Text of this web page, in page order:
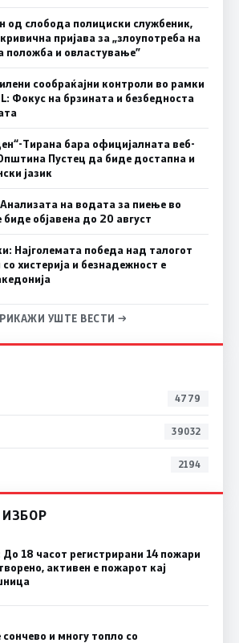
слобода полициски службеник,
пријава за „злоупотреба на
положба и овластување”
сообраќајни контроли во рамки
Фокус на брзината и безбедноста
Тирана бара официјалната веб-
Пустец да биде достапна и
јазик
на водата за пиење во
биде објавена до 20 август
Најголемата победа над талогот
со хистерија и безнадежност е
УШТЕ ВЕСТИ →
4779
39032
2194
18 часот регистрирани 14 пожари
активен е пожарот кај
сончево и многу топло со